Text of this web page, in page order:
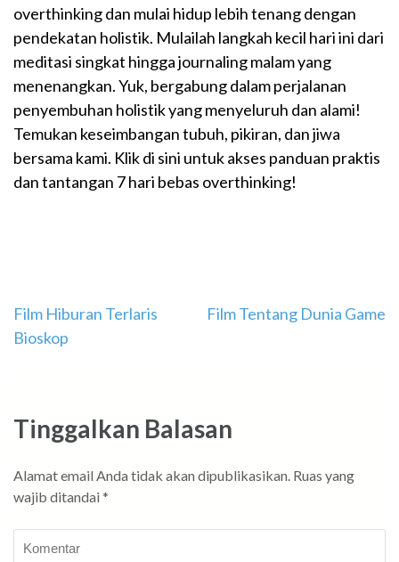
overthinking dan mulai hidup lebih tenang dengan
pendekatan holistik. Mulailah langkah kecil hari ini dari
meditasi singkat hingga journaling malam yang
menenangkan. Yuk, bergabung dalam perjalanan
penyembuhan holistik yang menyeluruh dan alami!
Temukan keseimbangan tubuh, pikiran, dan jiwa
bersama kami. Klik di sini untuk akses panduan praktis
dan tantangan 7 hari bebas overthinking!
Navigasi
pos
Film Hiburan Terlaris
Bioskop
Film Tentang Dunia Game
Tinggalkan Balasan
Alamat email Anda tidak akan dipublikasikan. Ruas yang
wajib ditandai *